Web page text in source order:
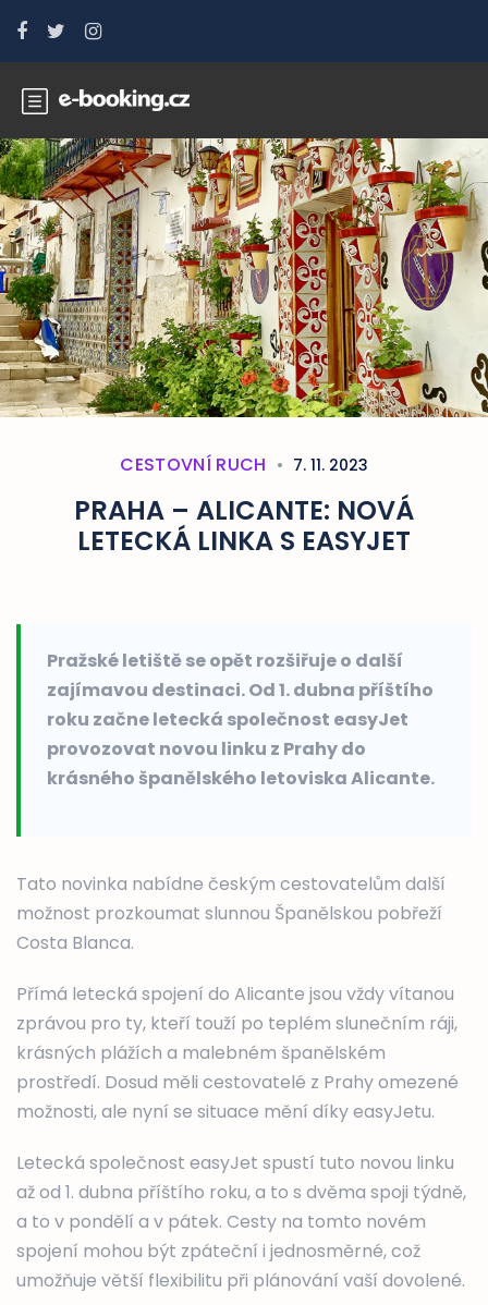
CESTOVNÍ RUCH 7. 11. 2023
PRAHA – ALICANTE: NOVÁ
LETECKÁ LINKA S EASYJET
Pražské letiště se opět rozšiřuje o další
zajímavou destinaci. Od 1. dubna příštího
roku začne letecká společnost easyJet
provozovat novou linku z Prahy do
krásného španělského letoviska Alicante.
Tato novinka nabídne českým cestovatelům další
možnost prozkoumat slunnou Španělskou pobřeží
Costa Blanca.
Přímá letecká spojení do Alicante jsou vždy vítanou
zprávou pro ty, kteří touží po teplém slunečním ráji,
krásných plážích a malebném španělském
prostředí. Dosud měli cestovatelé z Prahy omezené
možnosti, ale nyní se situace mění díky easyJetu.
Letecká společnost easyJet spustí tuto novou linku
až od 1. dubna příštího roku, a to s dvěma spoji týdně,
a to v pondělí a v pátek. Cesty na tomto novém
spojení mohou být zpáteční i jednosměrné, což
umožňuje větší flexibilitu při plánování vaší dovolené.